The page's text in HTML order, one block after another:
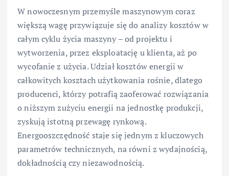
W nowoczesnym przemyśle maszynowym coraz
większą wagę przywiązuje się do analizy kosztów w
całym cyklu życia maszyny – od projektu i
wytworzenia, przez eksploatację u klienta, aż po
wycofanie z użycia. Udział kosztów energii w
całkowitych kosztach użytkowania rośnie, dlatego
producenci, którzy potrafią zaoferować rozwiązania
o niższym zużyciu energii na jednostkę produkcji,
zyskują istotną przewagę rynkową.
Energooszczędność staje się jednym z kluczowych
parametrów technicznych, na równi z wydajnością,
dokładnością czy niezawodnością.